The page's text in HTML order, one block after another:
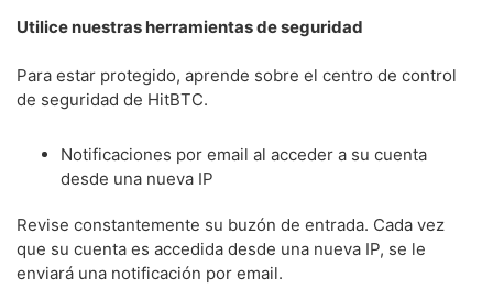
Utilice nuestras herramientas de seguridad
Para estar protegido, aprende sobre el centro de control
de seguridad de HitBTC.
Notificaciones por email al acceder a su cuenta
desde una nueva IP
Revise constantemente su buzón de entrada. Cada vez
que su cuenta es accedida desde una nueva IP, se le
enviará una notificación por email.